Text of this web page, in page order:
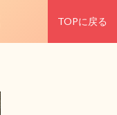
TOPに戻る